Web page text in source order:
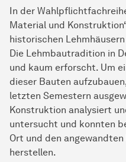
In der
Material und
historischen
Die Lehmbautradition in
und kaum erforscht. Um
dieser Bauten
letzten Semestern
Konstruktion analysiert
untersucht und konnten
Ort und den
herstellen.